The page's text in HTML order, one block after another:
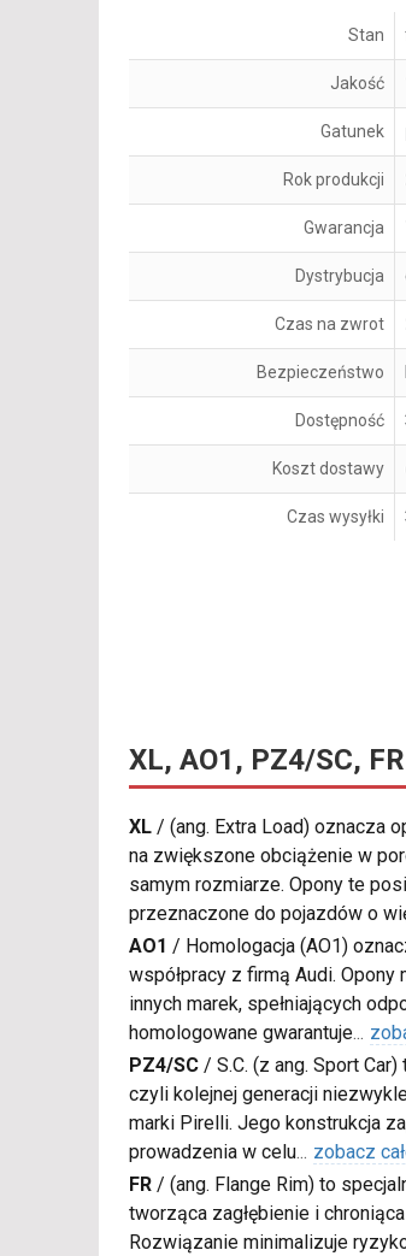
Stan
Jakość
Gatunek
Rok produkcji
Gwarancja
Dystrybucja
Czas na zwrot
Bezpieczeństwo
Dostępność
Koszt dostawy
Czas wysyłki
XL, AO1, PZ4/SC, FR
XL / (ang. Extra Load) oznacza
na zwiększone obciążenie w
samym rozmiarze. Opony te
przeznaczone do pojazdów o
AO1 / Homologacja (AO1)
współpracy z firmą Audi.
innych marek, spełniających
homologowane gwarantuje...
PZ4/SC / S.C. (z ang. Sport
czyli kolejnej generacji
marki Pirelli. Jego konstrukcja
prowadzenia w celu... zobacz
FR / (ang. Flange Rim) to
tworząca zagłębienie i
Rozwiązanie minimalizuje